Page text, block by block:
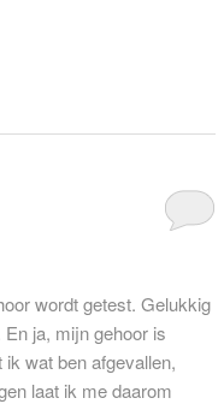
wordt getest. Gelukkig
ja, mijn gehoor is
wat ben afgevallen,
laat ik me daarom